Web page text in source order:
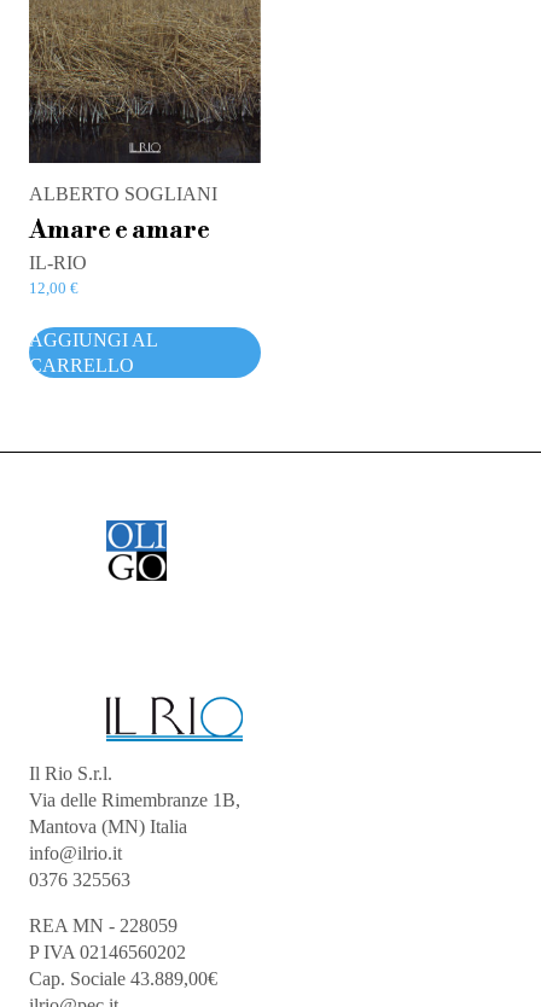
ALBERTO SOGLIANI
Amare e amare
IL-RIO
12,00 €
AGGIUNGI AL
CARRELLO
Il Rio S.r.l.
Via delle Rimembranze 1B,
Mantova (MN) Italia
info@ilrio.it
0376 325563
REA MN - 228059
P IVA 02146560202
Cap. Sociale 43.889,00€